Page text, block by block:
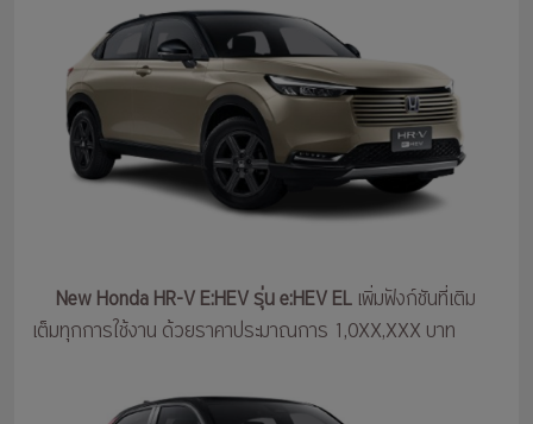
New Honda HR-V E:HEV รุ่น e:HEV EL เพิ่มฟังก์ชันที่เติม
เต็มทุกการใช้งาน ด้วยราคาประมาณการ 1,0XX,XXX บาท